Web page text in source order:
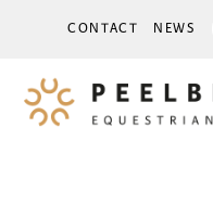
CONTACT NEWS